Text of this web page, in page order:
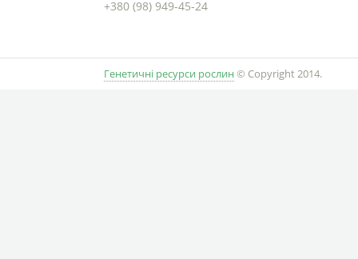
+380 (98) 949-45-24
Генетичні ресурси рослин © Copyright 2014.